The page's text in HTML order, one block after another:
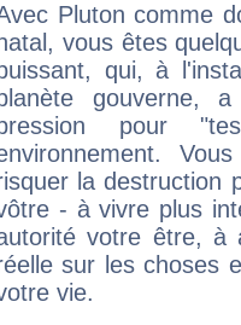
Pluton comme
vous êtes
qui, à
gouverne,
pour
la destruction
- à vivre plus
votre être, à
sur les choses
vie.